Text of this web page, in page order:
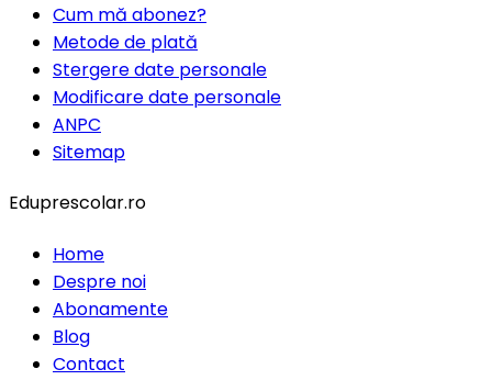
Cum mă abonez?
Metode de plată
Stergere date personale
Modificare date personale
ANPC
Sitemap
Eduprescolar.ro
Home
Despre noi
Abonamente
Blog
Contact